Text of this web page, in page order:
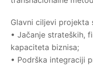
Glavni ciljevi projekta
• Jačanje strateških,
kapaciteta biznisa;
• Podrška integraciji